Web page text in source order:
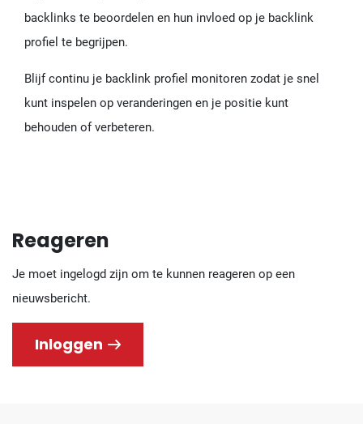
backlinks te beoordelen en hun invloed op je backlink
profiel te begrijpen.
Blijf continu je backlink profiel monitoren zodat je snel
kunt inspelen op veranderingen en je positie kunt
behouden of verbeteren.
Reageren
Je moet ingelogd zijn om te kunnen reageren op een
nieuwsbericht.
Inloggen